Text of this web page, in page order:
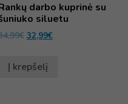
darbo kuprinė su
siluetu
€ 32,99€
Į krepšelį